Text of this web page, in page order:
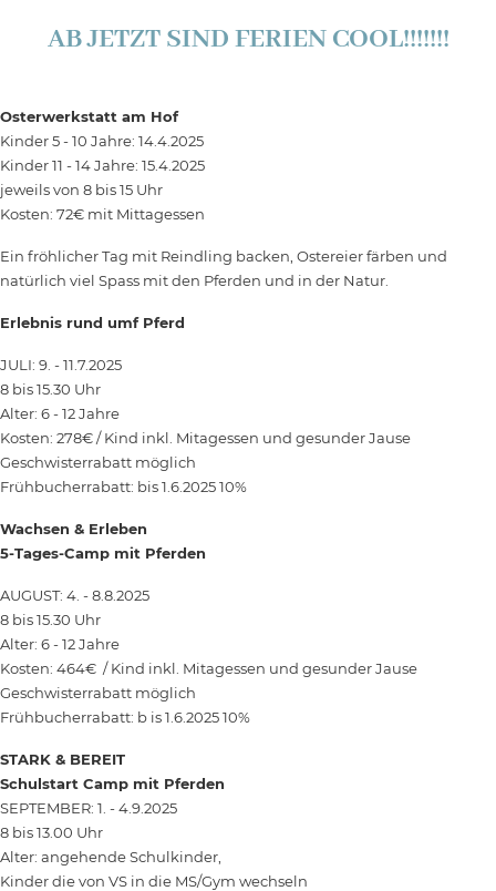
AB JETZT SIND FERIEN COOL!!!!!!!
Osterwerkstatt am Hof
Kinder 5 - 10 Jahre: 14.4.2025
Kinder 11 - 14 Jahre: 15.4.2025
jeweils von 8 bis 15 Uhr
Kosten: 72€ mit Mittagessen
Ein fröhlicher Tag mit Reindling backen, Ostereier färben und
natürlich viel Spass mit den Pferden und in der Natur.
Erlebnis rund umf Pferd
JULI: 9. - 11.7.2025
8 bis 15.30 Uhr
Alter: 6 - 12 Jahre
Kosten: 278€ / Kind inkl. Mitagessen und gesunder Jause
Geschwisterrabatt möglich
Frühbucherrabatt: bis 1.6.2025 10%
Wachsen & Erleben
5-Tages-Camp mit Pferden
AUGUST: 4. - 8.8.2025
8 bis 15.30 Uhr
Alter: 6 - 12 Jahre
Kosten: 464€ / Kind inkl. Mitagessen und gesunder Jause
Geschwisterrabatt möglich
Frühbucherrabatt: b is 1.6.2025 10%
STARK & BEREIT
Schulstart Camp mit Pferden
SEPTEMBER: 1. - 4.9.2025
8 bis 13.00 Uhr
Alter: angehende Schulkinder,
Kinder die von VS in die MS/Gym wechseln